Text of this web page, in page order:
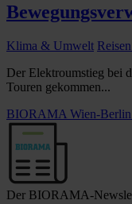
Klima & Umwelt
Der Elektroumstieg bei
Touren gekommen...
BIORAMA Wien-Berlin
Der BIORAMA-